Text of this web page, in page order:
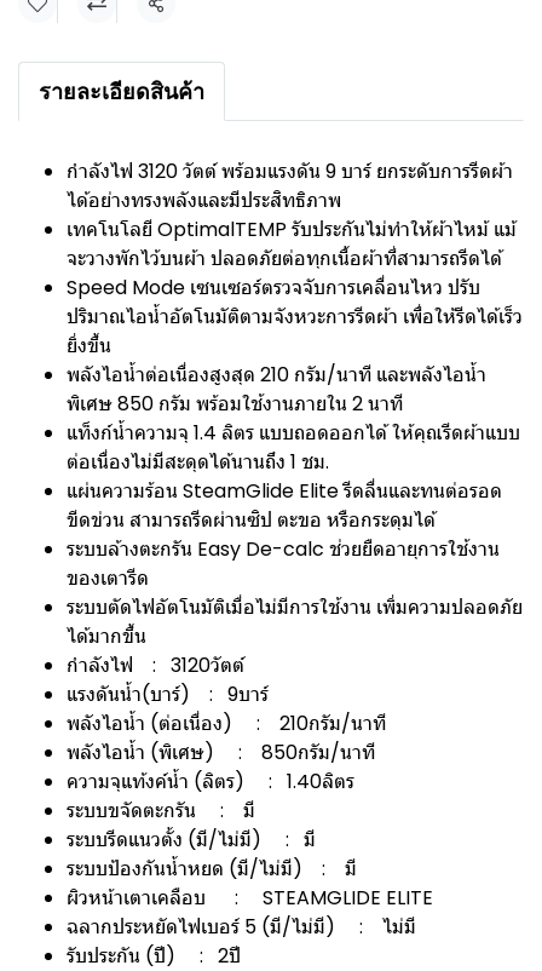
แชร์
รายละเอียดสินค้า
กำลังไฟ 3120 วัตต์ พร้อมแรงดัน 9 บาร์ ยกระดับการรีดผ้า
ได้อย่างทรงพลังและมีประสิทธิภาพ
เทคโนโลยี OptimalTEMP รับประกันไม่ทำให้ผ้าไหม้ แม้
จะวางพักไว้บนผ้า ปลอดภัยต่อทุกเนื้อผ้าที่สามารถรีดได้
Speed Mode เซนเซอร์ตรวจจับการเคลื่อนไหว ปรับ
ปริมาณไอน้ำอัตโนมัติตามจังหวะการรีดผ้า เพื่อให้รีดได้เร็ว
ยิ่งขึ้น
พลังไอน้ำต่อเนื่องสูงสุด 210 กรัม/นาที และพลังไอน้ำ
พิเศษ 850 กรัม พร้อมใช้งานภายใน 2 นาที
แท็งก์น้ำความจุ 1.4 ลิตร แบบถอดออกได้ ให้คุณรีดผ้าแบบ
ต่อเนื่องไม่มีสะดุดได้นานถึง 1 ชม.
แผ่นความร้อน SteamGlide Elite รีดลื่นและทนต่อรอด
ขีดข่วน สามารถรีดผ่านซิป ตะขอ หรือกระดุมได้
ระบบล้างตะกรัน Easy De-calc ช่วยยืดอายุการใช้งาน
ของเตารีด
ระบบตัดไฟอัตโนมัติเมื่อไม่มีการใช้งาน เพิ่มความปลอดภัย
ได้มากขึ้น
กำลังไฟ : 3120วัตต์
แรงดันน้ำ(บาร์) : 9บาร์
พลังไอน้ำ (ต่อเนื่อง) : 210กรัม/นาที
พลังไอน้ำ (พิเศษ) : 850กรัม/นาที
ความจุแท้งค์น้ำ (ลิตร) : 1.40ลิตร
ระบบขจัดตะกรัน : มี
ระบบรีดแนวตั้ง (มี/ไม่มี) : มี
ระบบป้องกันน้ำหยด (มี/ไม่มี) : มี
ผิวหน้าเตาเคลือบ : STEAMGLIDE ELITE
ฉลากประหยัดไฟเบอร์ 5 (มี/ไม่มี) : ไม่มี
รับประกัน (ปี) : 2ปี